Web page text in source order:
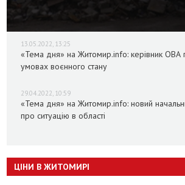
13.05.2022, 13:25
«Тема дня» на Житомир.info: керівник ОВА
умовах воєнного стану
29.04.2022, 10:59
«Тема дня» на Житомир.info: новий
про ситуацію в області
ЦІНИ В ЖИТОМИРІ